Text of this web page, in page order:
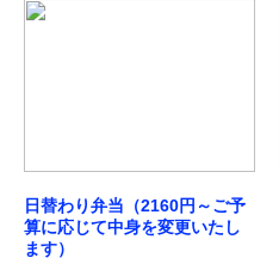
日替わり弁当（2160円～ご予
算に応じて中身を変更いたし
ます）